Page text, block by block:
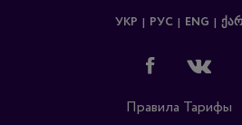
УКР РУС ENG ᲥᲐᲠ
Правила Тарифы